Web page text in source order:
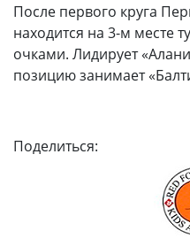
После первого круга
находится на 3-м месте
очками. Лидирует
позицию занимает
Поделиться: